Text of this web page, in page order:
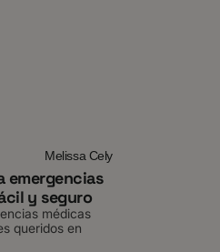
Melissa Cely
emergencias
y seguro
médicas
queridos en